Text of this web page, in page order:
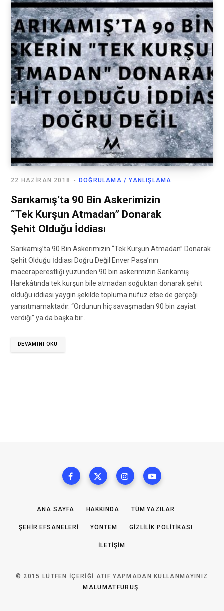
DOĞRULAMA / YANLIŞLAMA
22 HAZIRAN 2018
Sarıkamış’ta 90 Bin Askerimizin
“Tek Kurşun Atmadan” Donarak
Şehit Olduğu İddiası
Sarıkamış’ta 90 Bin Askerimizin “Tek Kurşun Atmadan” Donarak
Şehit Olduğu İddiası Doğru Değil Enver Paşa’nın
maceraperestliği yüzünden 90 bin askerimizin Sarıkamış
Harekâtında tek kurşun bile atmadan soğuktan donarak şehit
olduğu iddiası yaygın şekilde topluma nüfuz etse de gerçeği
yansıtmamaktadır. “Ordunun hiç savaşmadan 90 bin zayiat
verdiği” ya da başka bir…
DEVAMINI OKU
ANA SAYFA HAKKINDA TÜM YAZILAR
ŞEHIR EFSANELERI YÖNTEM GIZLILIK POLITIKASI
İLETIŞIM
© 2015 LÜTFEN IÇERIĞI ATIF YAPMADAN KULLANMAYINIZ
MALUMATFURUŞ.